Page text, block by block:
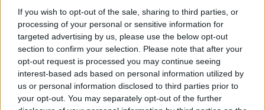
If you wish to opt-out of the sale, sharing to third parties, or
processing of your personal or sensitive information for
targeted advertising by us, please use the below opt-out
section to confirm your selection. Please note that after your
opt-out request is processed you may continue seeing
interest-based ads based on personal information utilized by
us or personal information disclosed to third parties prior to
your opt-out. You may separately opt-out of the further
september 2025
augusti 2025
juli 2025
juni 2025
maj 2025
april 2025
februari 2025
januari 2025